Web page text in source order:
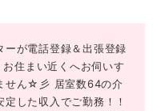
ーが電話登録＆出張登録
住まい近くへお伺いす
せん☆彡 居室数64の介
した収入でご勤務！！